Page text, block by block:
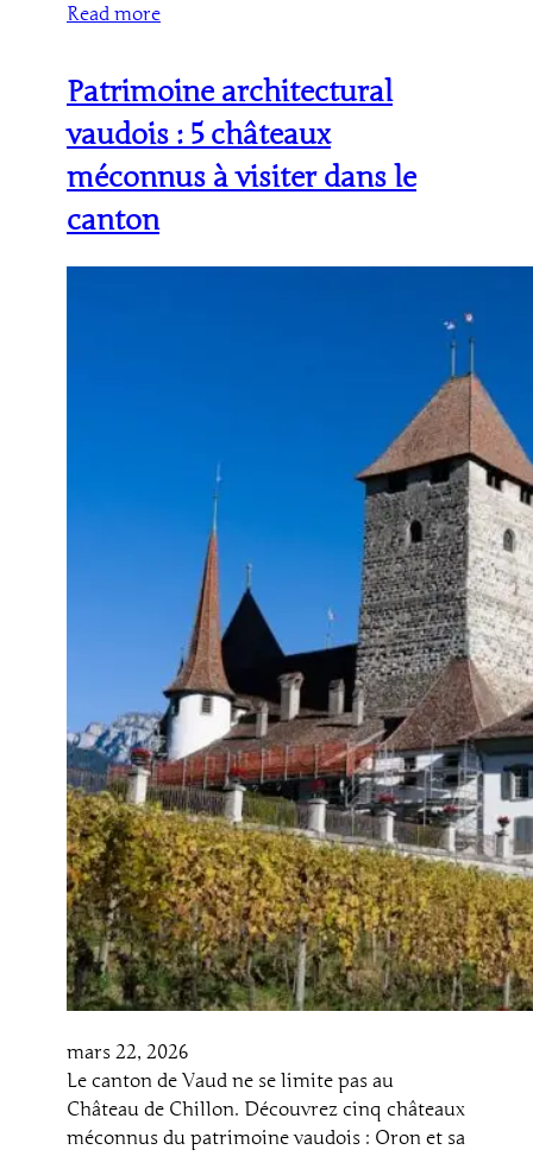
Read more
Patrimoine architectural
vaudois : 5 châteaux
méconnus à visiter dans le
canton
mars 22, 2026
Le canton de Vaud ne se limite pas au
Château de Chillon. Découvrez cinq châteaux
méconnus du patrimoine vaudois : Oron et sa